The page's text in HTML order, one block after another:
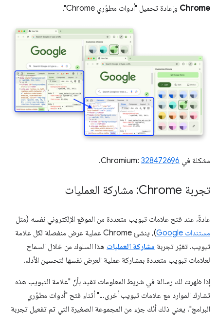
Chrome وإعادة تحميل "أدوات مطوّري Chrome".
مشكلة في Chromium: 328472696
.
تجربة Chrome: مشاركة العمليات
عادةً، عند فتح علامات تبويب متعددة من الموقع الإلكتروني نفسه (مثل
مستندات Google
)، ينشئ Chrome عملية عرض منفصلة لكل علامة
تبويب. تغيّر تجربة مشاركة العمليات هذا السلوك من خلال السماح
لعلامات تبويب متعددة بمشاركة عملية العرض نفسها لتحسين الأداء.
إذا ظهرت لك رسالة في شريط المعلومات تفيد بأنّ "علامة التبويب هذه
تشارك الموارد مع علامات تبويب أخرى..." أثناء فتح "أدوات مطوّري
البرامج"، يعني ذلك أنّك جزء من المجموعة الصغيرة التي تم تفعيل تجربة